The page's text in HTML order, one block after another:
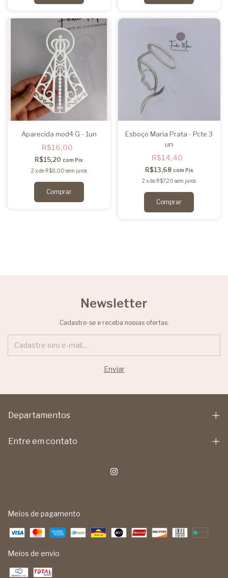
Aparecida mod4 G - 1un
R$16,00
R$15,20com Pix
2 xde R$8,00 sem juros
Esboço Maria Prata - Pcte 3
un
R$14,40
R$13,68 com Pix
2 xde R$7,20 sem juros
Newsletter
Cadastre-se e receba nossas ofertas.
Departamentos
Entre em contato
Meios de pagamento
Meios de envio